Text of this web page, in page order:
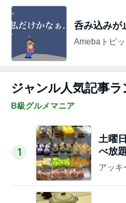
呑み込みが
Amebaトピッ
ジャンル人気記事ラ
B級グルメマニア
1
土曜
べ放
アッキ